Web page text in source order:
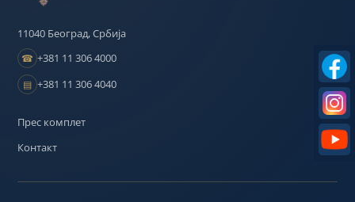
11040 Београд, Србија
☎ +381 11 306 4000
▤ +381 11 306 4040
Прес комплет
Контакт